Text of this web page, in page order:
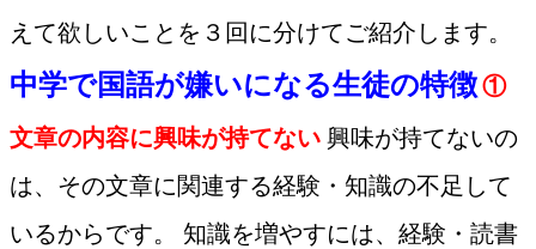
えて欲しいことを３回に分けてご紹介します。
中学で国語が嫌いになる生徒の特徴①
文章の内容に興味が持てない 興味が持てないの
は、その文章に関連する経験・知識の不足して
いるからです。 知識を増やすには、経験・読書